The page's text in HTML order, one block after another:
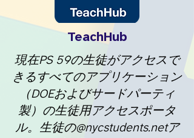
TeachHub
現在PS 59の生徒がアクセスで
きるすべてのアプリケーション
（DOEおよびサードパーティ
製）の生徒用アクセスポータ
ル。生徒の@nycstudents.netア